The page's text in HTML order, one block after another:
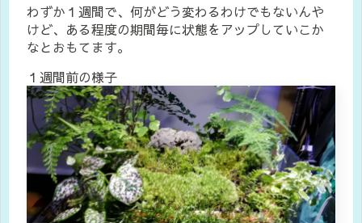
わずか１週間で、何がどう変わるわけでもないんや
けど、ある程度の期間毎に状態をアップしていこか
なとおもてます。
１週間前の様子